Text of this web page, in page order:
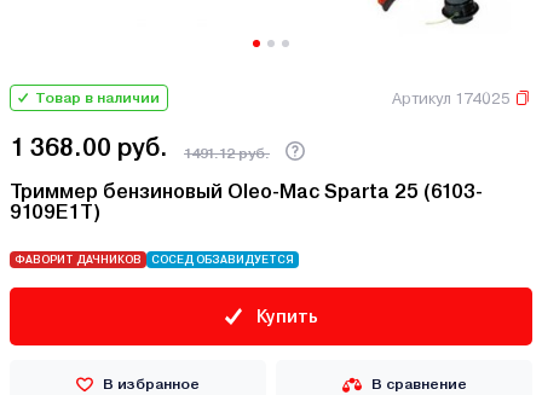
Товар в наличии Артикул 174025
1 368.00 руб. 1491.12 руб.
Триммер бензиновый Oleo-Mac Sparta 25 (6103-
9109E1T)
ФАВОРИТ ДАЧНИКОВ СОСЕД ОБЗАВИДУЕТСЯ
Купить
В избранное В сравнение